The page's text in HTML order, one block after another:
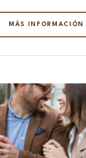
MÁS INFORMACIÓN